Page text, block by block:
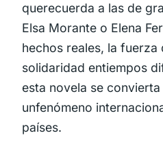
querecuerda a las de
Elsa Morante o Elena
hechos reales, la fuerza
solidaridad entiempos
esta novela se convierta
unfenómeno
países.